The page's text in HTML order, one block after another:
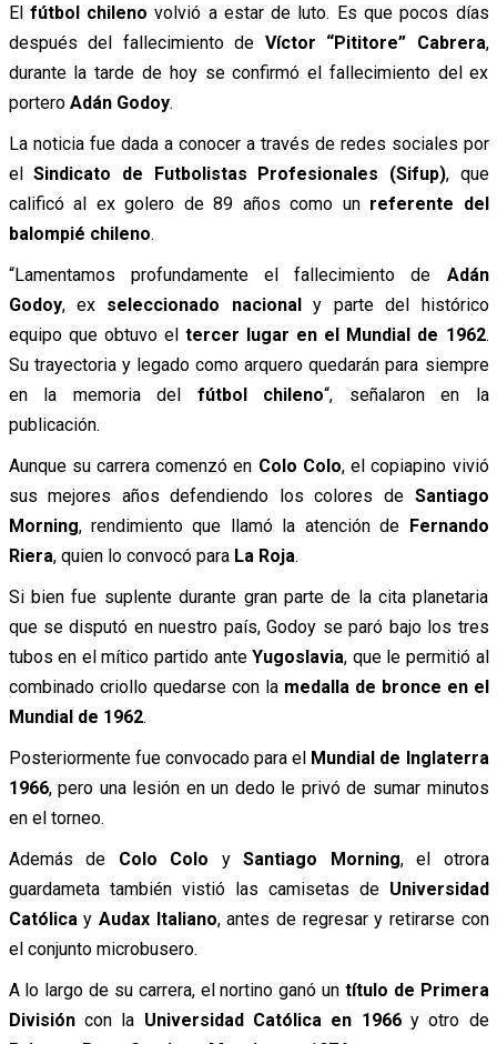
El fútbol chileno volvió a estar de luto. Es que pocos días
después del fallecimiento de Víctor “Pititore” Cabrera,
durante la tarde de hoy se confirmó el fallecimiento del ex
portero Adán Godoy.
La noticia fue dada a conocer a través de redes sociales por
elSindicato de Futbolistas Profesionales (Sifup), que
calificó al ex golero de 89 años como un referente del
balompié chileno.
“Lamentamos profundamente el fallecimiento de Adán
Godoy, ex seleccionado nacionaly parte del histórico
equipo que obtuvo el tercer lugar en el Mundial de 1962.
Su trayectoria y legado como arquero quedarán para siempre
en la memoria del fútbol chileno“, señalaron en la
publicación.
Aunque su carrera comenzó en Colo Colo, el copiapino vivió
sus mejores años defendiendo los colores de Santiago
Morning, rendimiento que llamó la atención de Fernando
Riera, quien lo convocó para La Roja.
Si bien fue suplente durante gran parte de la cita planetaria
que se disputó en nuestro país, Godoy se paró bajo los tres
tubos en el mítico partido anteYugoslavia, que le permitió al
combinado criollo quedarse con la medalla de bronce en el
Mundial de 1962.
Posteriormente fue convocado para el Mundial de Inglaterra
1966, pero una lesión en un dedo le privó de sumar minutos
en el torneo.
Además de Colo Colo y Santiago Morning, el otrora
guardameta también vistió las camisetas de Universidad
Católica y Audax Italiano, antes de regresar y retirarse con
el conjunto microbusero.
A lo largo de su carrera, el nortino ganó un título de Primera
Divisióncon la Universidad Católica en 1966y otro de